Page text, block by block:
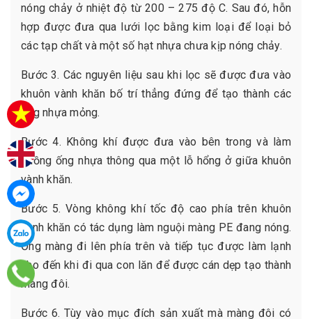
nóng chảy ở nhiệt độ từ 200 – 275 độ C. Sau đó, hỗn
hợp được đưa qua lưới lọc bằng kim loại để loại bỏ
các tạp chất và một số hạt nhựa chưa kịp nóng chảy.
Bước 3. Các nguyên liệu sau khi lọc sẽ được đưa vào
khuôn vành khăn bố trí thẳng đứng để tạo thành các
ống nhựa mỏng.
Bước 4. Không khí được đưa vào bên trong và làm
phồng ống nhựa thông qua một lỗ hổng ở giữa khuôn
vành khăn.
Bước 5. Vòng không khí tốc độ cao phía trên khuôn
vành khăn có tác dụng làm nguội màng PE đang nóng.
Ống màng đi lên phía trên và tiếp tục được làm lạnh
cho đến khi đi qua con lăn để được cán dẹp tạo thành
màng đôi.
Bước 6. Tùy vào mục đích sản xuất mà màng đôi có